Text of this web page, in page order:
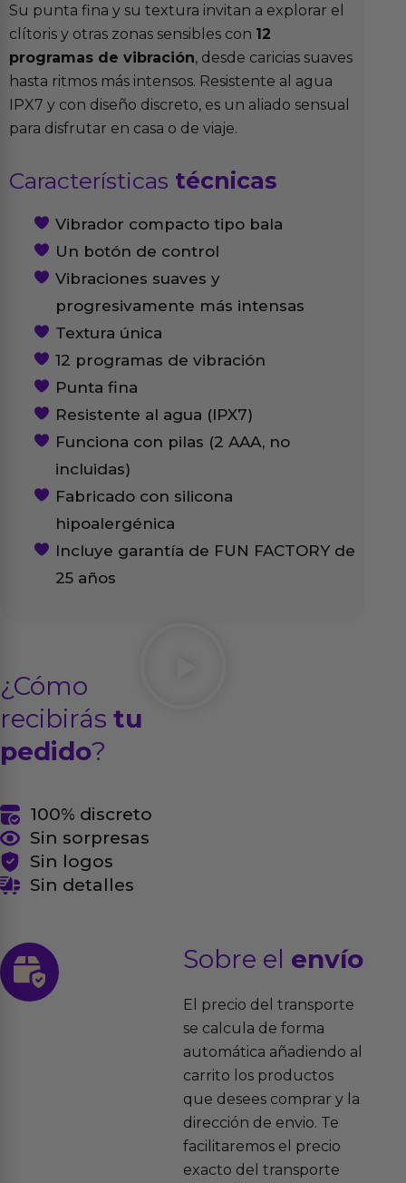
Su punta fina y su textura invitan a explorar el
clítoris y otras zonas sensibles con 12
programas de vibración, desde caricias suaves
hasta ritmos más intensos. Resistente al agua
IPX7 y con diseño discreto, es un aliado sensual
para disfrutar en casa o de viaje.
Características técnicas
Vibrador compacto tipo bala
Un botón de control
Vibraciones suaves y
progresivamente más intensas
Textura única
12 programas de vibración
Punta fina
Resistente al agua (IPX7)
Funciona con pilas (2 AAA, no
incluidas)
Fabricado con silicona
hipoalergénica
Incluye garantía de FUN FACTORY de
25 años
¿Cómo
recibirás tu
pedido?
100% discreto
Sin sorpresas
Sin logos
Sin detalles
Sobre el envío
El precio del transporte
se calcula de forma
automática añadiendo al
carrito los productos
que desees comprar y la
dirección de envio. Te
facilitaremos el precio
exacto del transporte